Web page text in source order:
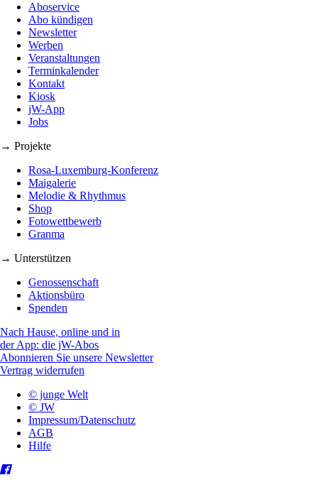
Aboservice
Abo kündigen
Newsletter
Werben
Veranstaltungen
Terminkalender
Kontakt
Kiosk
jW-App
Jobs
→ Projekte
Rosa-Luxemburg-Konferenz
Maigalerie
Melodie & Rhythmus
Shop
Fotowettbewerb
Granma
→ Unterstützen
Genossenschaft
Aktionsbüro
Spenden
Nach Hause, online und in
der App: die jW-Abos
Abonnieren Sie unsere Newsletter
Vertrag widerrufen
© junge Welt
© JW
Impressum/Datenschutz
AGB
Hilfe